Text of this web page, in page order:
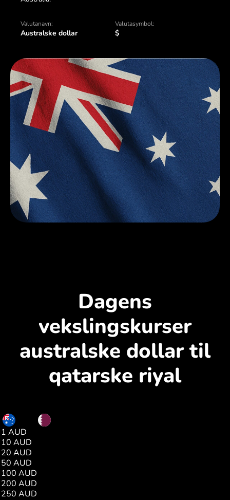
Valutanavn:
Australske dollar
Valutasymbol:
$
Dagens
vekslingskurser
australske dollar til
qatarske riyal
AUD
1 AUD
10 AUD
20 AUD
50 AUD
100 AUD
200 AUD
250 AUD